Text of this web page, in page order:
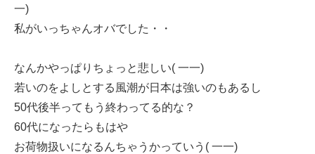
一)
私がいっちゃんオバでした・・
なんかやっぱりちょっと悲しい( 一一)
若いのをよしとする風潮が日本は強いのもあるし
50代後半ってもう終わってる的な？
60代になったらもはや
お荷物扱いになるんちゃうかっていう( 一一)